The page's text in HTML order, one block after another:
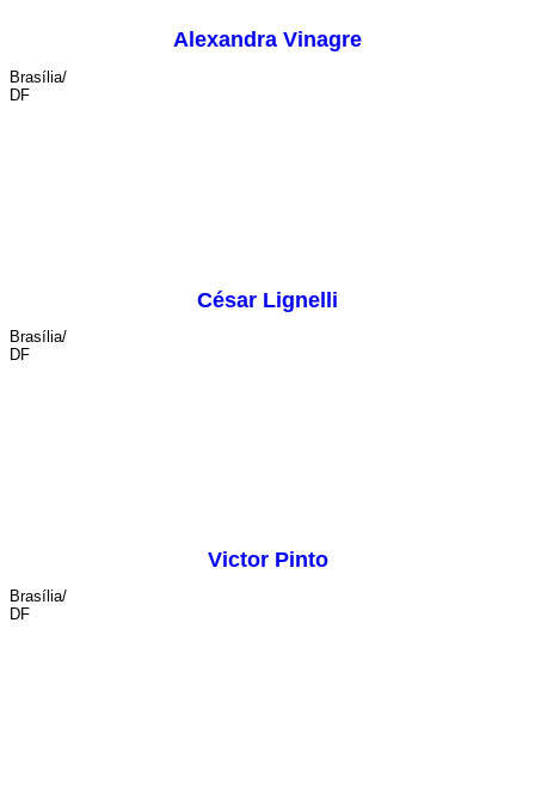
Alexandra Vinagre
Brasília/
DF
César Lignelli
Brasília/
DF
Victor Pinto
Brasília/
DF